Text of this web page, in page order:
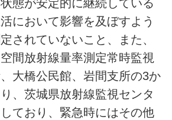
態が安定的に継続している
において影響を及ぼすよう
されていないこと、また、
間放射線量率測定常時監視
大橋公民館、岩間支所の3か
、茨城県放射線監視センタ
ており、緊急時にはその他